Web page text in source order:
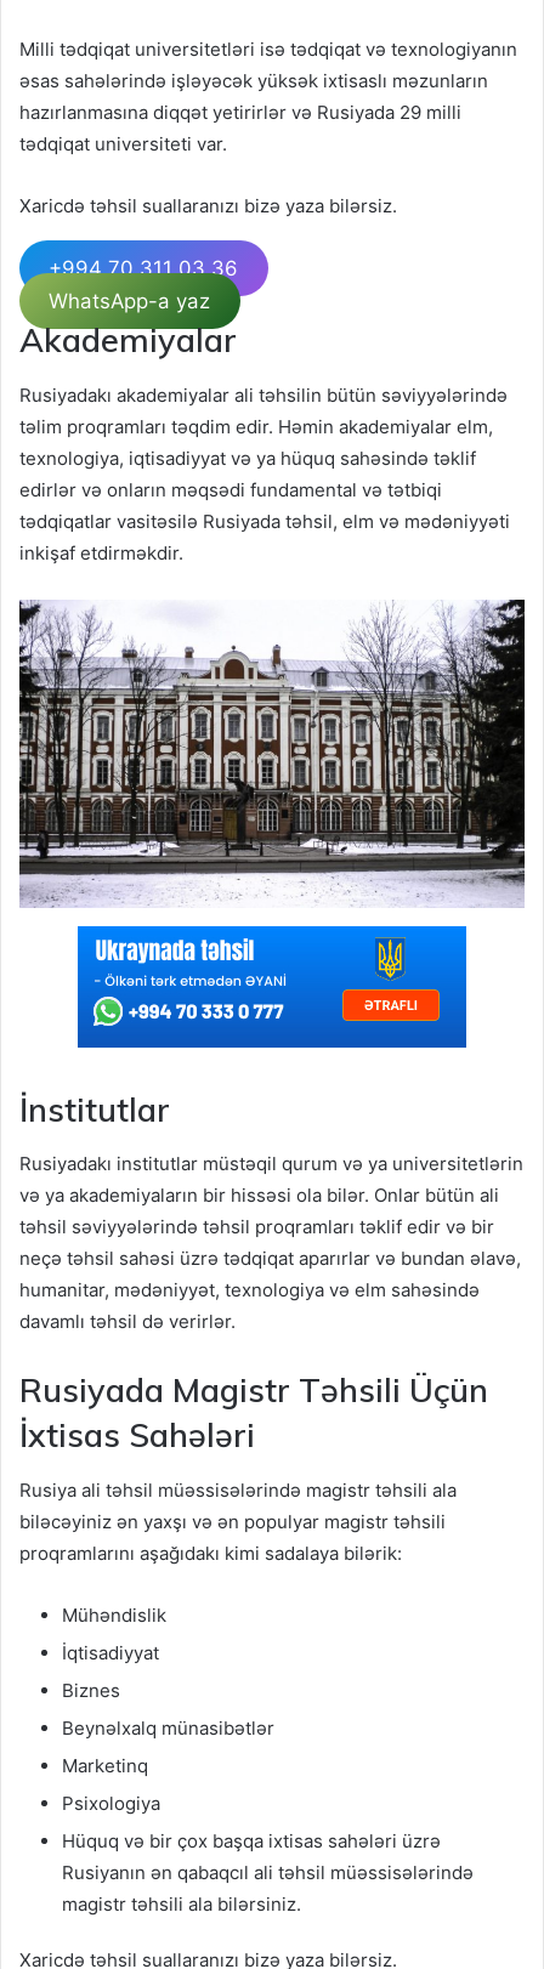
Milli tədqiqat universitetləri isə tədqiqat və texnologiyanın
əsas sahələrində işləyəcək yüksək ixtisaslı məzunların
hazırlanmasına diqqət yetirirlər və Rusiyada 29 milli
tədqiqat universiteti var.
Xaricdə təhsil suallaranızı bizə yaza bilərsiz.
+994 70 311 03 36
WhatsApp-a yaz
Akademiyalar
Rusiyadakı akademiyalar ali təhsilin bütün səviyyələrində
təlim proqramları təqdim edir. Həmin akademiyalar elm,
texnologiya, iqtisadiyyat və ya hüquq sahəsində təklif
edirlər və onların məqsədi fundamental və tətbiqi
tədqiqatlar vasitəsilə Rusiyada təhsil, elm və mədəniyyəti
inkişaf etdirməkdir.
İnstitutlar
Rusiyadakı institutlar müstəqil qurum və ya universitetlərin
və ya akademiyaların bir hissəsi ola bilər. Onlar bütün ali
təhsil səviyyələrində təhsil proqramları təklif edir və bir
neçə təhsil sahəsi üzrə tədqiqat aparırlar və bundan əlavə,
humanitar, mədəniyyət, texnologiya və elm sahəsində
davamlı təhsil də verirlər.
Rusiyada Magistr Təhsili Üçün
İxtisas Sahələri
Rusiya ali təhsil müəssisələrində magistr təhsili ala
biləcəyiniz ən yaxşı və ən populyar magistr təhsili
proqramlarını aşağıdakı kimi sadalaya bilərik:
Mühəndislik
İqtisadiyyat
Biznes
Beynəlxalq münasibətlər
Marketinq
Psixologiya
Hüquq və bir çox başqa ixtisas sahələri üzrə
Rusiyanın ən qabaqcıl ali təhsil müəssisələrində
magistr təhsili ala bilərsiniz.
Xaricdə təhsil suallaranızı bizə yaza bilərsiz.